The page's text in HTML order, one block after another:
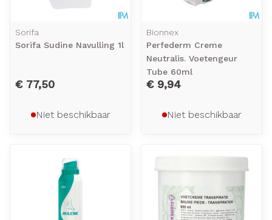
Sorifa
Sorifa Sudine Navulling 1l
€ 77,50
Niet beschikbaar
Bionnex
Perfederm Creme
Neutralis. Voetengeur
Tube 60ml
€ 9,94
Niet beschikbaar